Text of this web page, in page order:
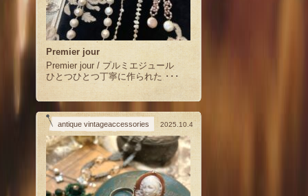
Premier jour
Premier jour / プルミエジュール
ひとつひとつ丁寧に作られた ･･･
antique vintageaccessories 2025.10.4